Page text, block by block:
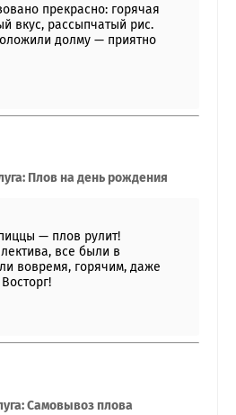
прекрасно: горячая
вкус, рассыпчатый рис.
долму — приятно
Плов на день рождения
— плов рулит!
все были в
вовремя, горячим, даже
Самовывоз плова